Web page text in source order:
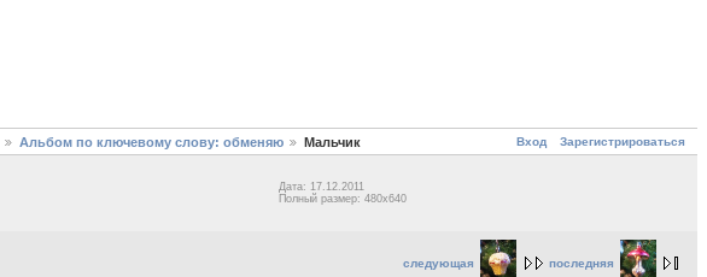
Вход
Зарегистрироваться
Альбом по ключевому слову: обменяю Мальчик
Дата: 17.12.2011
Полный размер: 480x640
следующая последняя